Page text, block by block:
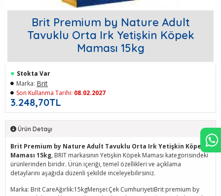
Brit Premium by Nature Adult
Tavuklu Orta Irk Yetişkin Köpek
Maması 15kg
3.248,70TL
Stokta Var
Marka: Brit
Son Kullanma Tarihi: 08.02.2027
Ürün Detayı
Brit Premium by Nature Adult Tavuklu Orta Irk Yetişkin Köpek
Maması 15kg, BRIT markasının Yetişkin Köpek Maması kategorisindeki
ürünlerinden biridir. Ürün içeriği, temel özellikleri ve açıklama
detaylarını aşağıda düzenli şekilde inceleyebilirsiniz.
Marka: Brit CareAğırlık:15kgMenşei:Çek CumhuriyetiBrit premium by